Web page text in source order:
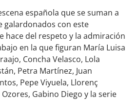
española que se suman a
galardonados con este
hace del respeto y la admiración
en la que figuran María Luisa
Concha Velasco, Lola
Petra Martínez, Juan
Pepe Viyuela, Llorenç
Gabino Diego y la serie